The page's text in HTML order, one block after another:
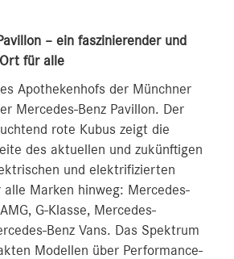
– ein faszinierender und
für alle
Apothekenhofs der Münchner
Mercedes-Benz Pavillon. Der
rote Kubus zeigt die
des aktuellen und zukünftigen
und elektrifizierten
alle Marken hinweg: Mercedes-
G‑Klasse, Mercedes-
Benz Vans. Das Spektrum
Modellen über Performance-